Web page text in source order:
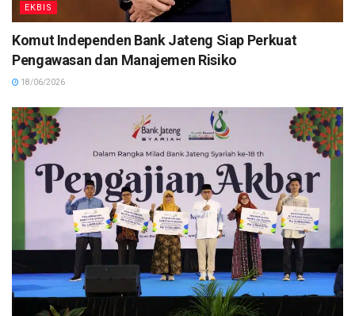
EKBIS
Komut Independen Bank Jateng Siap Perkuat
Pengawasan dan Manajemen Risiko
18/06/2026